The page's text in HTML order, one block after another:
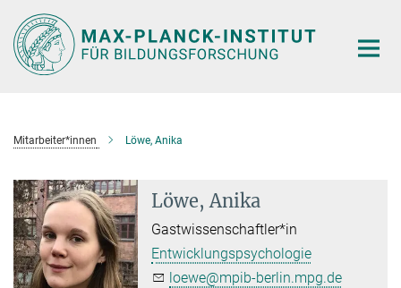
Hauptinhalt
Mitarbeiter*innen Löwe, Anika
Löwe, Anika
Gastwissenschaftler*in
Entwicklungspsychologie
loewe@mpib-berlin.mpg.de